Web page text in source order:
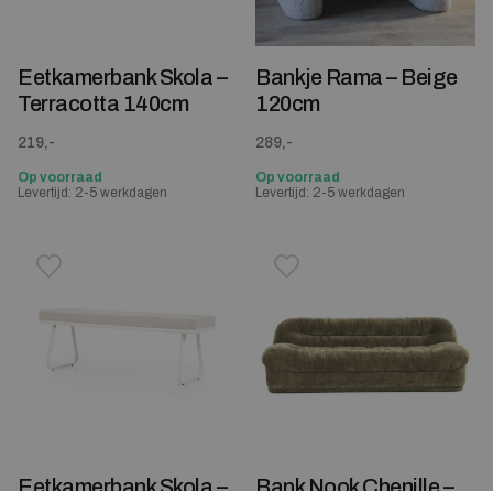
Eetkamerbank Skola –
Terracotta 140cm
219,-
Op voorraad
Levertijd: 2-5 werkdagen
Bankje Rama – Beige
120cm
289,-
Op voorraad
Levertijd: 2-5 werkdagen
Toevoegen aan verlanglijstje
Verwijderen van verlanglijst Toevoegen aan
Verwijderen van verlanglijst